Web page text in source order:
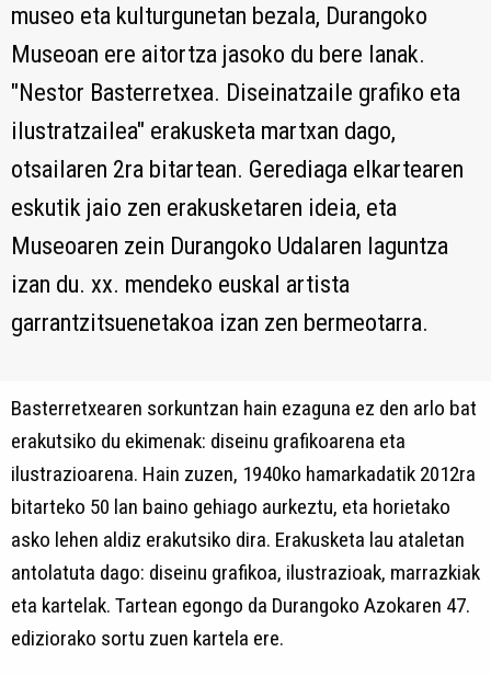
museo eta kulturgunetan bezala, Durangoko
Museoan ere aitortza jasoko du bere lanak.
"Nestor Basterretxea. Diseinatzaile grafiko eta
ilustratzailea" erakusketa martxan dago,
otsailaren 2ra bitartean. Gerediaga elkartearen
eskutik jaio zen erakusketaren ideia, eta
Museoaren zein Durangoko Udalaren laguntza
izan du. xx. mendeko euskal artista
garrantzitsuenetakoa izan zen bermeotarra.
Basterretxearen sorkuntzan hain ezaguna ez den arlo bat
erakutsiko du ekimenak: diseinu grafikoarena eta
ilustrazioarena. Hain zuzen, 1940ko hamarkadatik 2012ra
bitarteko 50 lan baino gehiago aurkeztu, eta horietako
asko lehen aldiz erakutsiko dira. Erakusketa lau ataletan
antolatuta dago: diseinu grafikoa, ilustrazioak, marrazkiak
eta kartelak. Tartean egongo da Durangoko Azokaren 47.
ediziorako sortu zuen kartela ere.